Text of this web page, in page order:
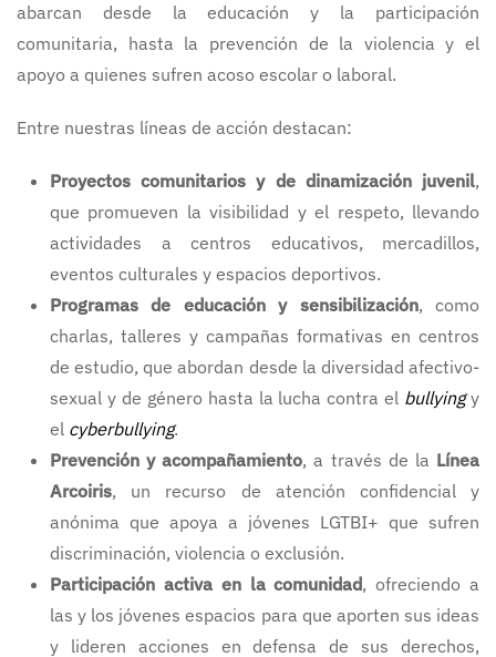
abarcan desde la educación y la participación
comunitaria, hasta la prevención de la violencia y el
apoyo a quienes sufren acoso escolar o laboral.
Entre nuestras líneas de acción destacan:
Proyectos comunitarios y de dinamización juvenil,
que promueven la visibilidad y el respeto, llevando
actividades a centros educativos, mercadillos,
eventos culturales y espacios deportivos.
Programas de educación y sensibilización, como
charlas, talleres y campañas formativas en centros
de estudio, que abordan desde la diversidad afectivo-
sexual y de género hasta la lucha contra el bullyingy
el cyberbullying.
Prevención y acompañamiento, a través de la Línea
Arcoiris, un recurso de atención confidencial y
anónima que apoya a jóvenes LGTBI+ que sufren
discriminación, violencia o exclusión.
Participación activa en la comunidad, ofreciendo a
las y los jóvenes espacios para que aporten sus ideas
y lideren acciones en defensa de sus derechos,